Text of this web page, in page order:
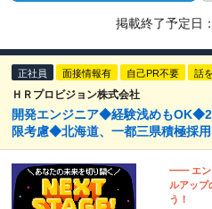
掲載終了予定日：
正社員 面接情報有 自己PR不要 話
ＨＲプロビジョン株式会社
開発エンジニア◆経験浅めも
限考慮◆北海道、一都三県積極採用
━━ エン
ルアップ
う！